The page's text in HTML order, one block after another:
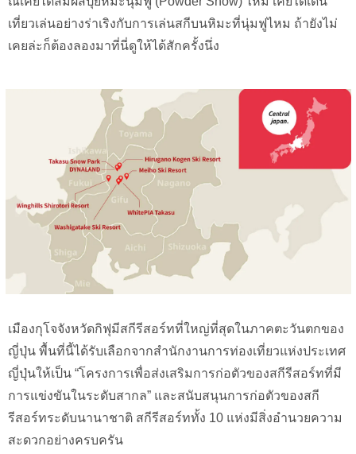
เที่ยวเล่นอย่างร่าเริงกับการเล่นสกีบนหิมะที่นุ่มฟูไหม ถ้ายังไม่
เคยล่ะก็ต้องลองมาที่นี่ดูให้ได้สักครั้งนึ่ง
เมืองกุโจจังหวัดกิฟุมีสกีรีสอร์ทที่ใหญ่ที่สุดในภาคตะวันตกของ
ญี่ปุ่น พื้นที่นี้ได้รับเลือกจากสำนักงานการท่องเที่ยวแห่งประเทศ
ญี่ปุ่นให้เป็น “โครงการเพื่อส่งเสริมการก่อตัวของสกีรีสอร์ทที่มี
การแข่งขันในระดับสากล” และสนับสนุนการก่อตัวของสกี
รีสอร์ทระดับนานาชาติ สกีรีสอร์ททั้ง 10 แห่งมีสิ่งอำนวยความ
สะดวกอย่างครบครัน